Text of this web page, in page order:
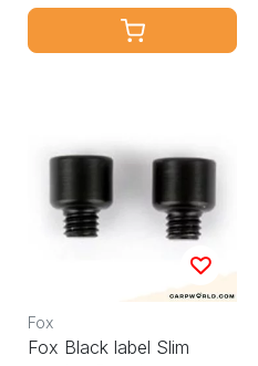
Fox
Fox Black label Slim